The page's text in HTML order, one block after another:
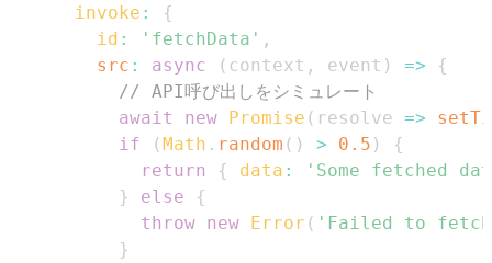
invoke :
{
id : 'fetchData' ,
src : async ( context , event ) =>
{
// API呼び出しをシミュレート
await
new Promise ( resolve =>
if
(Math . random ( ) > 0.5 )
{
return
{ data :
'Some fetched
}
else
{
throw new Error ( 'Failed to
}